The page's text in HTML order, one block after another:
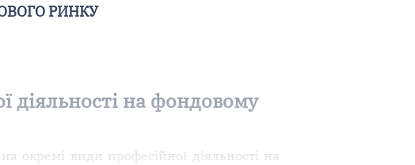
РИНКУ
діяльності на фондовому
окремі види професійної діяльності на